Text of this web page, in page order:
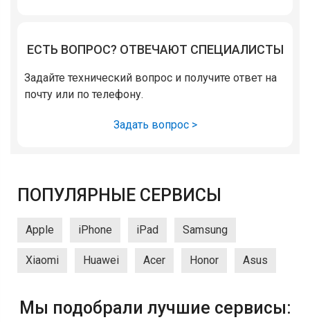
ЕСТЬ ВОПРОС? ОТВЕЧАЮТ СПЕЦИАЛИСТЫ
Задайте технический вопрос и получите ответ на
почту или по телефону.
Задать вопрос >
ПОПУЛЯРНЫЕ СЕРВИСЫ
Apple iPhone iPad Samsung
Xiaomi Huawei Acer Honor Asus
Мы подобрали лучшие сервисы: